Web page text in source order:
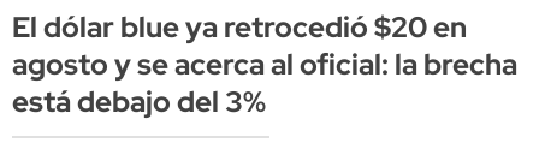
El dólar blue ya retrocedió $20 en
agosto y se acerca al oficial: la brecha
está debajo del 3%